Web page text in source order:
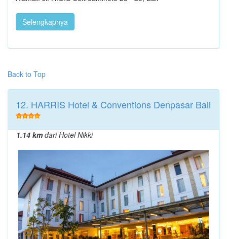
Selengkapnya
Back to Top
12. HARRIS Hotel & Conventions Denpasar Bali
1.14 kmdari Hotel Nikki